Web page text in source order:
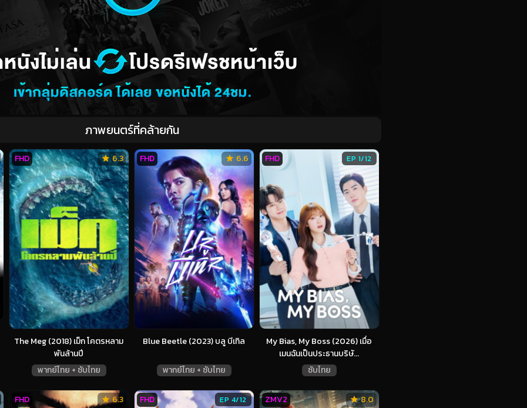
ภาพยนตร์ที่คล้ายกัน
The Meg (2018) เม็ก โคตรหลาม
พันล้านปี
พากย์ไทย + ซับไทย
6.3
FHD
Blue Beetle (2023) บลู บีเทิล
พากย์ไทย + ซับไทย
6.6
FHD
My Bias, My Boss (2026) เมื่อ
เมนฉันเป็นประธานบริษั...
ซับไทย
EP 1/12
FHD
6.3
FHD EP 4/12
FHD 8.0
ZMV2